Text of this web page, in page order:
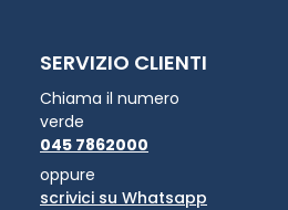
SERVIZIO CLIENTI
Chiama il numero
verde
045 7862000
oppure
scrivici su Whatsapp